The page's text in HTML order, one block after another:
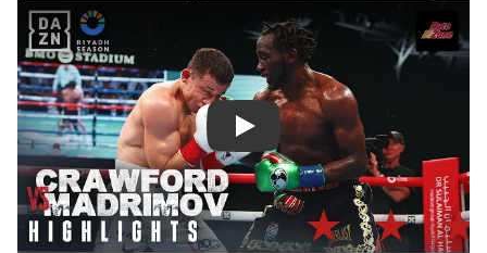
Смотреть видео YouTube